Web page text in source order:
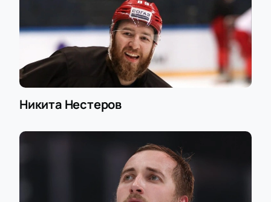
Никита Нестеров